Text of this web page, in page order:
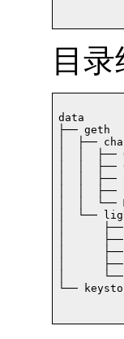
目
data
├── geth
│  ├──
│  │  ├──
│  │  ├──
│  │  ├──
│  │  ├──
│  │  └──
│  └──
│      ├──
│      ├──
│      ├──
│      ├──
│      └──
└──